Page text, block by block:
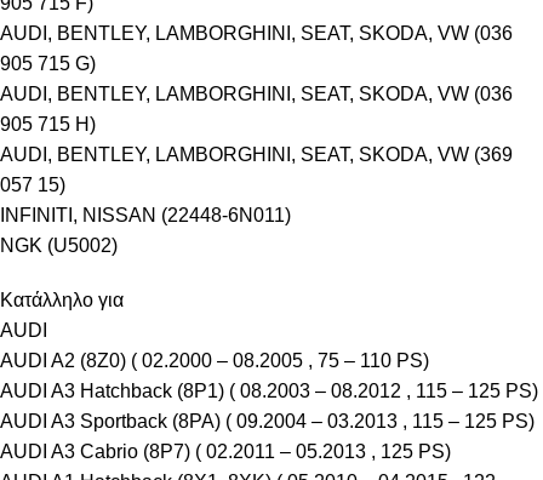
AUDI, BENTLEY, LAMBORGHINI, SEAT, SKODA, VW (036
905 715 G)
AUDI, BENTLEY, LAMBORGHINI, SEAT, SKODA, VW (036
905 715 H)
AUDI, BENTLEY, LAMBORGHINI, SEAT, SKODA, VW (369
057 15)
INFINITI, NISSAN (22448-6N011)
NGK (U5002)
Κατάλληλο για
AUDI
AUDI A2 (8Z0) ( 02.2000 – 08.2005 , 75 – 110 PS)
AUDI A3 Hatchback (8P1) ( 08.2003 – 08.2012 , 115 – 125 PS)
AUDI A3 Sportback (8PA) ( 09.2004 – 03.2013 , 115 – 125 PS)
AUDI A3 Cabrio (8P7) ( 02.2011 – 05.2013 , 125 PS)